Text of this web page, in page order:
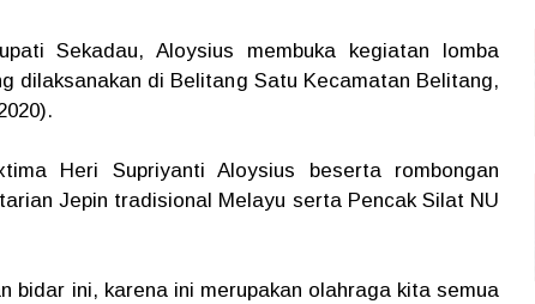
Sekadau, Aloysius membuka kegiatan lomba
dilaksanakan di Belitang Satu Kecamatan Belitang,
Heri Supriyanti Aloysius beserta rombongan
Jepin tradisional Melayu serta Pencak Silat NU
bidar ini, karena ini merupakan olahraga kita semua